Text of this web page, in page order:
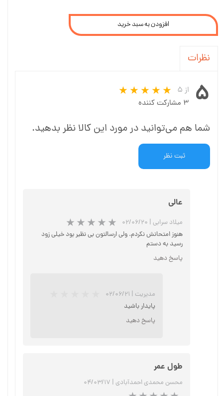
افزودن به سبد خرید
نظرات
۵ از ۵
۳ مشارکت کننده
شما هم می‌توانید در مورد این کالا نظر بدهید.
ثبت نظر
عالی
میلاد سرابی | ۰۲/۰۶/۲۰
هنوز امتحانش نکردم. ولی ارسالتون بی نظیر بود خیلی زود
رسید به دستم
پاسخ دهید
مدیریت | ۰۲/۰۶/۲۱
پایدار باشید
پاسخ دهید
طول عمر
محسن محمدی احمدآبادی | ۰۴/۰۳/۱۷